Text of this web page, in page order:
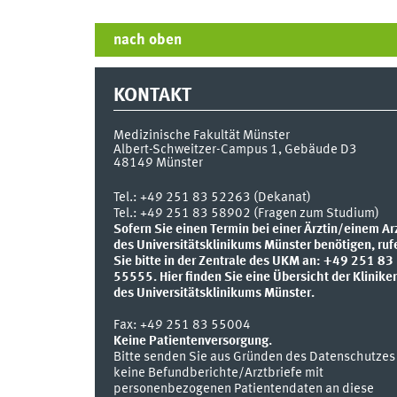
nach oben
KONTAKT
Medizinische Fakultät Münster
Albert-Schweitzer-Campus 1, Gebäude D3
48149 Münster
Tel.: +49 251 83 52263 (Dekanat)
Tel.: +49 251 83 58902 (Fragen zum Studium)
Sofern Sie einen Termin bei einer Ärztin/einem
des Universitätsklinikums Münster benötigen,
Sie bitte in der Zentrale des UKM an: +49 251 83
55555. Hier finden Sie eine Übersicht der
des Universitätsklinikums Münster.
Fax: +49 251 83 55004
Keine Patientenversorgung.
Bitte senden Sie aus Gründen des Datenschutzes
keine Befundberichte/Arztbriefe mit
personenbezogenen Patientendaten an diese